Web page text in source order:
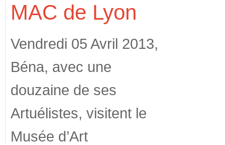
MAC de Lyon
Vendredi 05 Avril 2013,
Béna, avec une
douzaine de ses
Artuélistes, visitent le
Musée d’Art